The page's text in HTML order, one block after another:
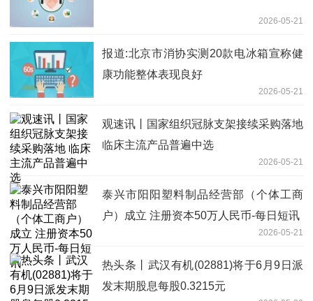
2026-05-21
报道:北京市消协实测20款电冰箱宣称健
康功能整体表现良好
2026-05-21
观速讯丨国家组织冠脉支架接续采购落地
临床主流产品普遍中选
2026-05-21
泰兴市阳阳塑料制品经营部（个体工商
户）成立 注册资本50万人民币-每日短讯
2026-05-21
热头条丨武汉有机(02881)将于6月9日派
发末期股息每股0.3215元